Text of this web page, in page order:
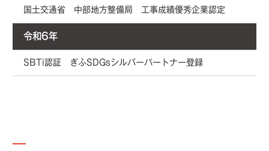
国土交通省 中部地方整備局 工事成績優秀企業認定
令和6年
SBTi認証 ぎふSDGsシルバーパートナー登録